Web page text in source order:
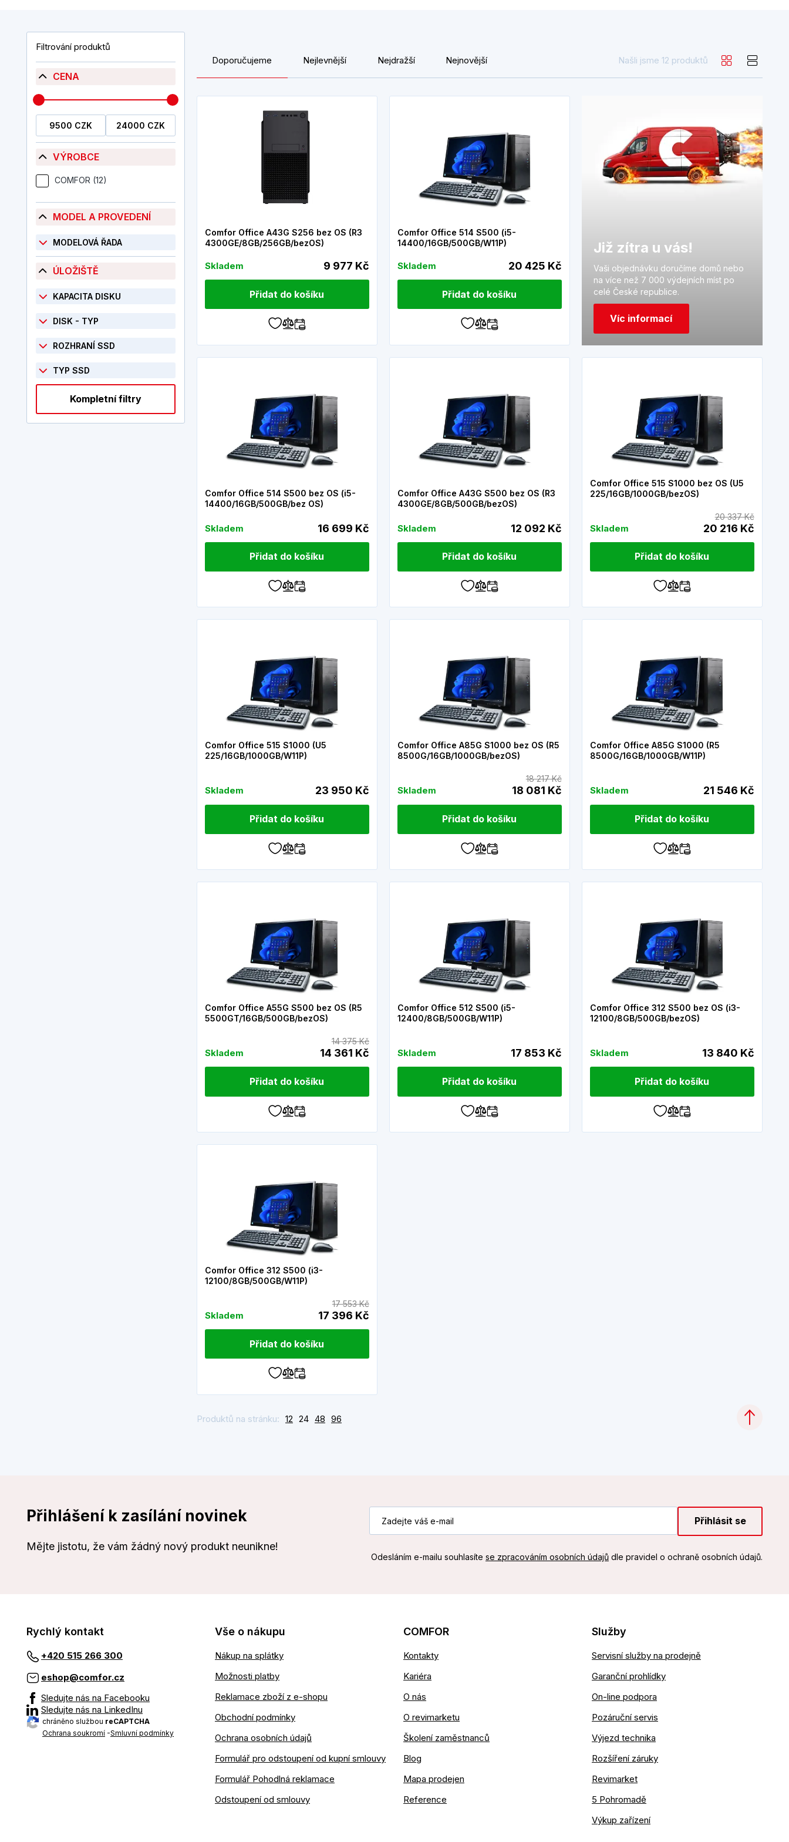
Filtrování produktů
CENA
VÝROBCE
COMFOR (12)
MODEL A PROVEDENÍ
MODELOVÁ ŘADA
ÚLOŽIŠTĚ
KAPACITA DISKU
DISK - TYP
ROZHRANÍ SSD
TYP SSD
Kompletní filtry
Doporučujeme Nejlevnější Nejdražší Nejnovější Našli jsme 12 produktů
Comfor Office A43G S256 bez OS (R3
4300GE/8GB/256GB/bezOS)
Skladem 9 977 Kč
Přidat do košíku
Comfor Office 514 S500 (i5-
14400/16GB/500GB/W11P)
Skladem 20 425 Kč
Přidat do košíku
Již zítra u vás!
Vaši objednávku doručíme domů nebo
na více než 7 000 výdejních míst po
celé České republice.
Víc informací
Comfor Office 514 S500 bez OS (i5-
14400/16GB/500GB/bez OS)
Skladem 16 699 Kč
Přidat do košíku
Comfor Office A43G S500 bez OS (R3
4300GE/8GB/500GB/bezOS)
Skladem 12 092 Kč
Přidat do košíku
Comfor Office 515 S1000 bez OS (U5
225/16GB/1000GB/bezOS)
Skladem
20 337 Kč
20 216 Kč
Přidat do košíku
Comfor Office 515 S1000 (U5
225/16GB/1000GB/W11P)
Skladem 23 950 Kč
Přidat do košíku
Comfor Office A85G S1000 bez OS (R5
8500G/16GB/1000GB/bezOS)
Skladem
18 217 Kč
18 081 Kč
Přidat do košíku
Comfor Office A85G S1000 (R5
8500G/16GB/1000GB/W11P)
Skladem 21 546 Kč
Přidat do košíku
Comfor Office A55G S500 bez OS (R5
5500GT/16GB/500GB/bezOS)
Skladem
14 375 Kč
14 361 Kč
Přidat do košíku
Comfor Office 512 S500 (i5-
12400/8GB/500GB/W11P)
Skladem 17 853 Kč
Přidat do košíku
Comfor Office 312 S500 bez OS (i3-
12100/8GB/500GB/bezOS)
Skladem 13 840 Kč
Přidat do košíku
Comfor Office 312 S500 (i3-
12100/8GB/500GB/W11P)
Skladem
17 553 Kč
17 396 Kč
Přidat do košíku
Produktů na stránku: 12 24 48 96
Přihlášení k zasílání novinek
Mějte jistotu, že vám žádný nový produkt neunikne!
Přihlásit se
Odesláním e-mailu souhlasíte se zpracováním osobních údajůdle pravidel o ochraně osobních údajů.
Rychlý kontakt
+420 515 266 300
eshop@comfor.cz
Sledujte nás na Facebooku
Sledujte nás na LinkedInu
chráněno službou reCAPTCHA
Ochrana soukromí -Smluvní podmínky
Vše o nákupu
Nákup na splátky
Možnosti platby
Reklamace zboží z e-shopu
Obchodní podmínky
Ochrana osobních údajů
Formulář pro odstoupení od kupní smlouvy
Formulář Pohodlná reklamace
Odstoupení od smlouvy
COMFOR
Kontakty
Kariéra
O nás
O revimarketu
Školení zaměstnanců
Blog
Mapa prodejen
Reference
Služby
Servisní služby na prodejně
Garanční prohlídky
On-line podpora
Pozáruční servis
Výjezd technika
Rozšíření záruky
Revimarket
5 Pohromadě
Výkup zařízení